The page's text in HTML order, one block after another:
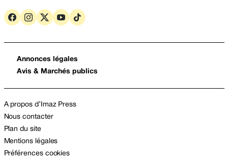
Annonces légales
Avis & Marchés publics
A propos d’Imaz Press
Nous contacter
Plan du site
Mentions légales
Préférences cookies